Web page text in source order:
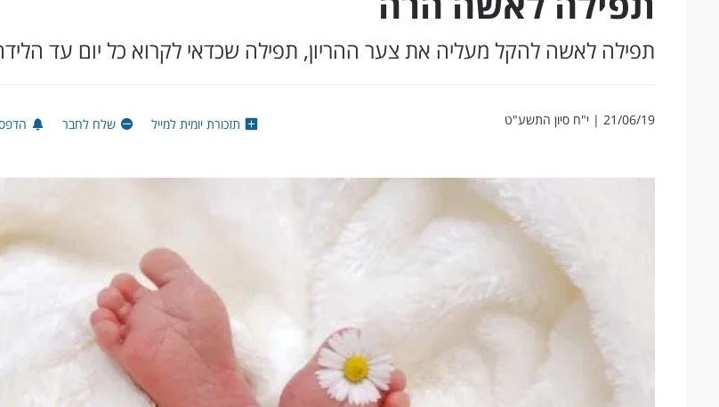
תפילה לאשה להקל מעליה את צער ההריון, תפילה שכדאי לקרוא כל יום עד
21/06/19 | י"ח סיון התשע"ט תזכורת יומית למייל שלח לחבר